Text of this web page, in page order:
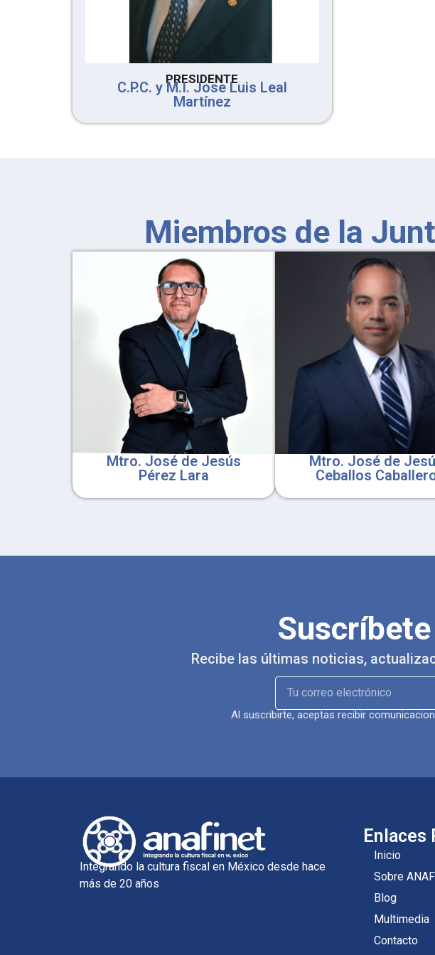
PRESIDENTE
C.P.C. y M.I. Jose Luis Leal
Martínez
Miembros de la
Mtro. José de Jesús
Pérez Lara
Mtro. José de
Ceballos
Recibe las últimas noticias,
Al suscribirte, aceptas recibir
Integrando la cultura fiscal en México desde hace
más de 20 años
Enlaces
Inicio
Sobre
Blog
Multimedia
Contacto